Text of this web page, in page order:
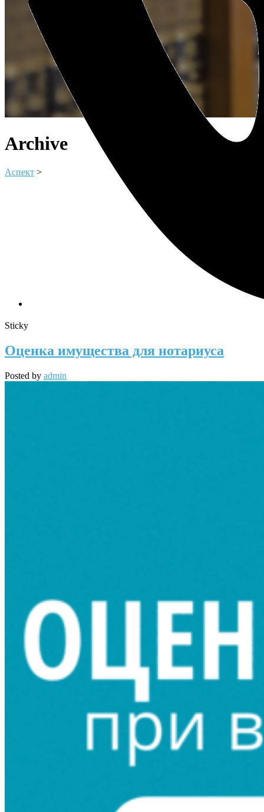
Archive
Аспект >
Sticky
Оценка имущества для нотариуса
Posted by admin